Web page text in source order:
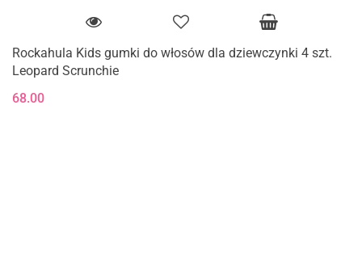
Rockahula Kids gumki do włosów dla dziewczynki 4 szt.
Leopard Scrunchie
68.00